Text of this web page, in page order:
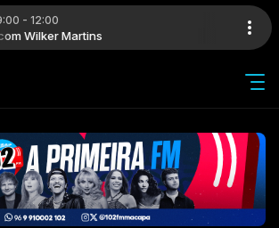
- 12:00
Ar com Wilker Martins No Ar